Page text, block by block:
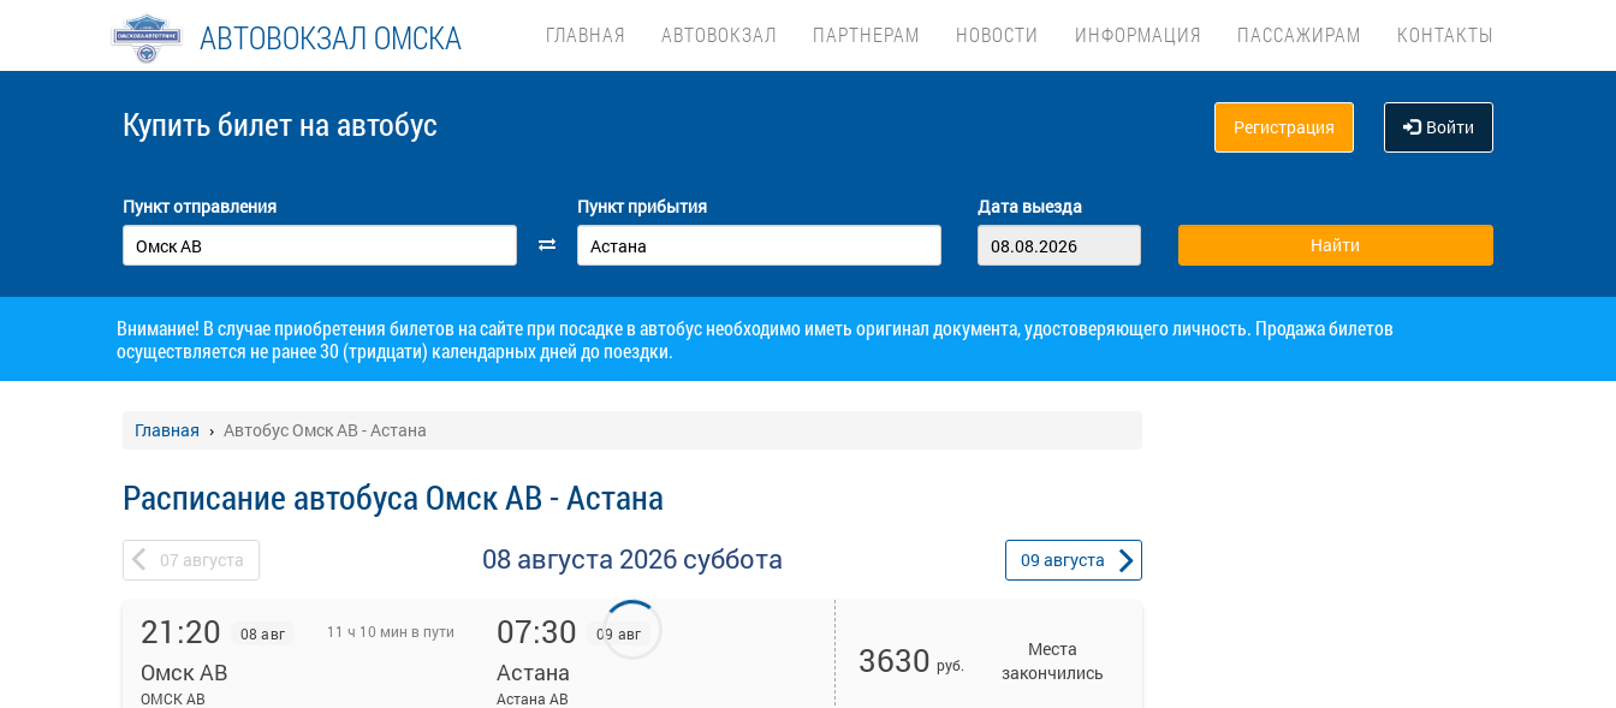
АВТОВОКЗАЛ ОМСКА ГЛАВНАЯ АВТОВОКЗАЛ ПАРТНЕРАМ НОВОСТИ ИНФОРМАЦИЯ ПАССАЖИРАМ КОНТАКТЫ
Купить билет на автобус Регистрация Войти
Пункт отправления Пункт прибытия Дата выезда
Внимание! В случае приобретения билетов на сайте при посадке в автобус необходимо иметь оригинал документа, удостоверяющего личность. Продажа билетов
осуществляется не ранее 30 (тридцати) календарных дней до поездки.
Главная Автобус Омск АВ - Астана
Расписание автобуса Омск АВ - Астана
07 августа 08 августа 2026 суббота 09 августа
21:20 08 авг 11 ч 10 мин в пути
Омск АВ
ОМСК АВ
07:30 09 авг
Астана
Астана АВ
3630 руб.
Места
закончились